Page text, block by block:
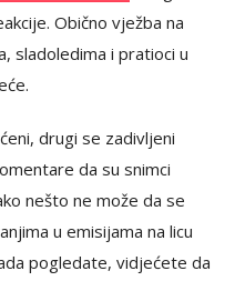
Obično vježba na
sladoledima i pratioci u
drugi se zadivljeni
da su snimci
nešto ne može da se
u emisijama na licu
pogledate, vidjećete da